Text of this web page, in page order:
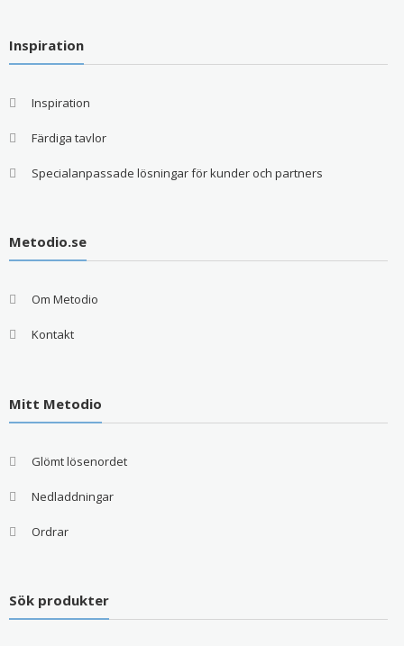
Inspiration
Inspiration
Färdiga tavlor
Specialanpassade lösningar för kunder och partners
Metodio.se
Om Metodio
Kontakt
Mitt Metodio
Glömt lösenordet
Nedladdningar
Ordrar
Sök produkter